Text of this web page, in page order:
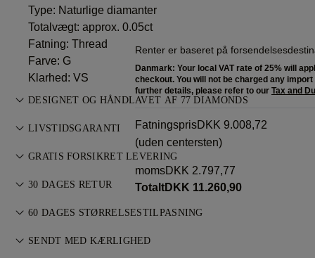
Renter er baseret på
Danmark: Your local VAT rate of 25% will
checkout. You will not be charged any
further details, please refer to our Tax and
FatningsprisDKK 9.008,72
(uden centersten)
momsDKK 2.797,77
TotaltDKK 11.260,90
Type: Naturlige diamanter
Totalvægt: approx. 0.05ct
Fatning: Thread
Farve: G
Klarhed: VS
DESIGNET OG HÅNDLAVET AF 77 DIAMONDS
Smykkekunst perfektioneret af 77 Diamonds — ét design ad
LIVSTIDSGARANTI
Ved køb hos 77 Diamonds får du livstidsgaranti mod
fabrikationsfejl. Nødvendige reparationer udføres uden
omkostninger. Sevilkår og betingelser.
GRATIS FORSIKRET LEVERING
Al porto er gratis, uanset hvor du bor. Vi sender din vare
risikofrit og fuldt forsikret via FedEx eller DHL
specialleveringsservice, direkte til din hoveddør. Vi forsikrer
visse varer af høj værdi bruger vi en specialiseret
30 DAGES RETUR
Hvis du ikke er helt tilfreds, kan du returnere eller ombytte dit
60 DAGES STØRRELSESTILPASNING
For perfekt pasform tilbyder 77 Diamonds gratis
SENDT MED KÆRLIGHED